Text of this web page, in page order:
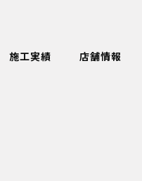
施工実績 店舗情報